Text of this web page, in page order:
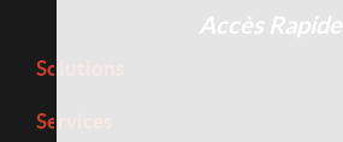
Accès Rapide
Solutions
Services